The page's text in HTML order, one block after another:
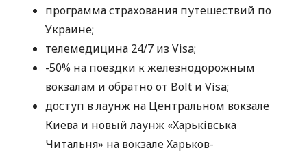
программа страхования путешествий по
Украине;
телемедицина 24/7 из Visa;
-50% на поездки к железнодорожным
вокзалам и обратно от Bolt и Visa;
доступ в лаунж на Центральном вокзале
Киева и новый лаунж «Харьківська
Читальня» на вокзале Харьков-